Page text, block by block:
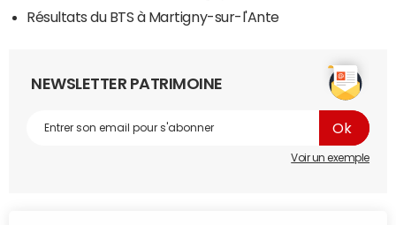
Résultats du BTS à Martigny-sur-l'Ante
NEWSLETTER PATRIMOINE
Voir un exemple